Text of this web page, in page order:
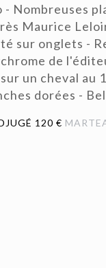
- Nombreuses
Maurice
sur onglets -
de
un cheval au
dorées -
120 €